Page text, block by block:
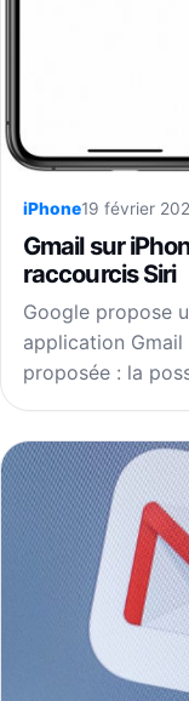
iPhone19 février
Gmail sur
raccourcis Siri
Google propose
application Gmail
proposée : la